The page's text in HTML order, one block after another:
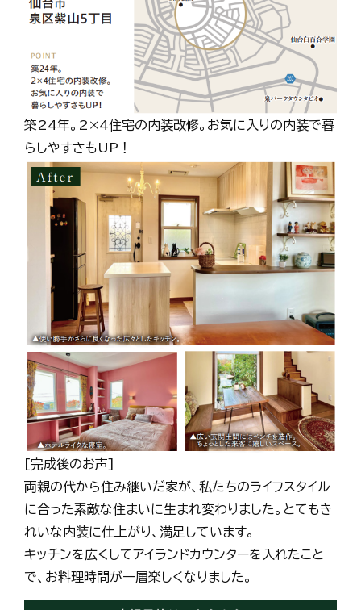
築24年。2×4住宅の内装改修。お気に入りの内装で暮
らしやすさもUP！
[完成後のお声]
両親の代から住み継いだ家が、私たちのライフスタイル
に合った素敵な住まいに生まれ変わりました。とてもき
れいな内装に仕上がり、満足しています。
キッチンを広くしてアイランドカウンターを入れたこと
で、お料理時間が一層楽しくなりました。